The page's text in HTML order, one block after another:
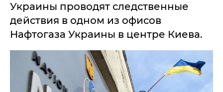
Украины проводят следственные
действия в одном из офисов
Нафтогаза Украины в центре Киева.